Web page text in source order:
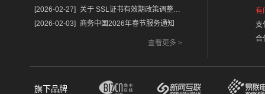
[2026-02-27] 关于 SSL证书有效期政策调整的重要通知
[2026-02-03]
商务中国2026年春节服务通知
查看更多 >
有
支
合
旗下品牌